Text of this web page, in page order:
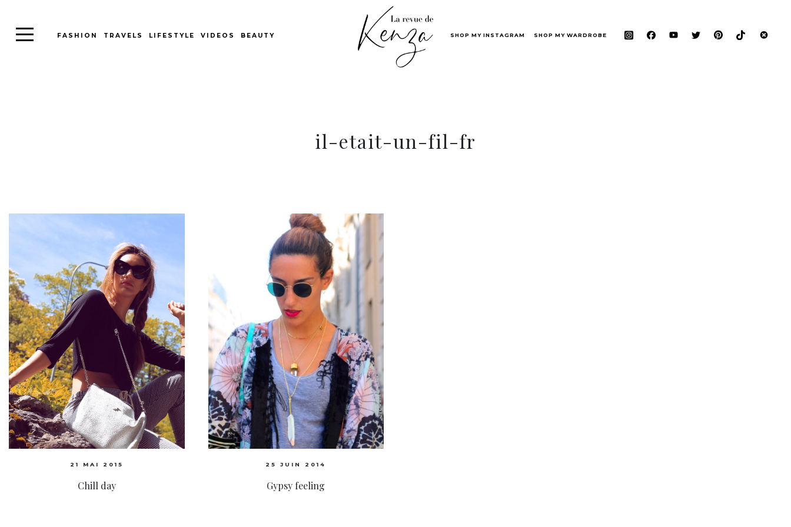
FASHION TRAVELS LIFESTYLE VIDEOS BEAUTY SHOP MY INSTAGRAM SHOP MY WARDROBE
il-etait-un-fil-fr
21 MAI 2015
Chill day
25 JUIN 2014
Gypsy feeling